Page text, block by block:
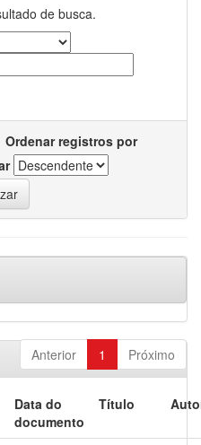
de busca.
Ordenar registros por
Anterior 1 Próximo
Data do
documento
Título